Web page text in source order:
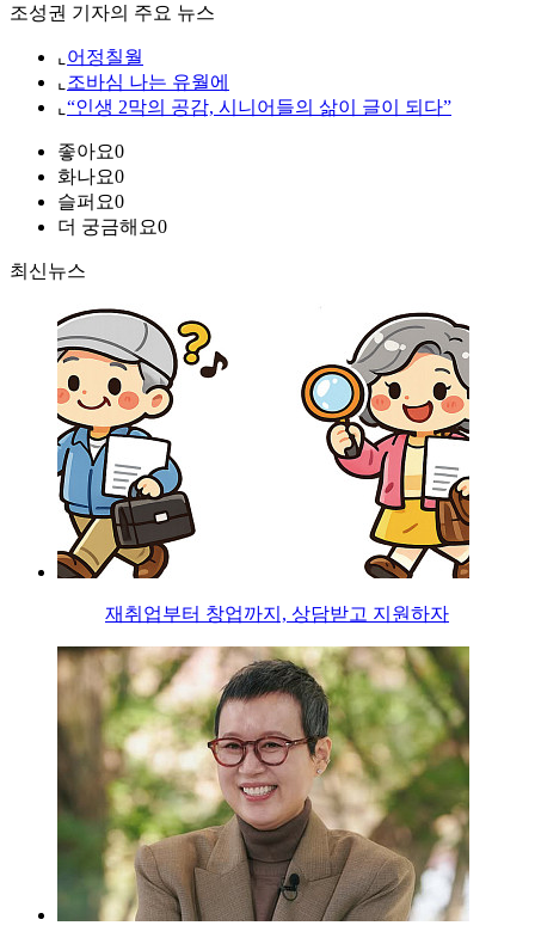
조성권 기자의 주요 뉴스
⌞ 어정칠월
⌞ 조바심 나는 유월에
⌞ “인생 2막의 공감, 시니어들의 삶이 글이 되다”
좋아요0
화나요0
슬퍼요0
더 궁금해요0
최신뉴스
재취업부터 창업까지, 상담받고 지원하자